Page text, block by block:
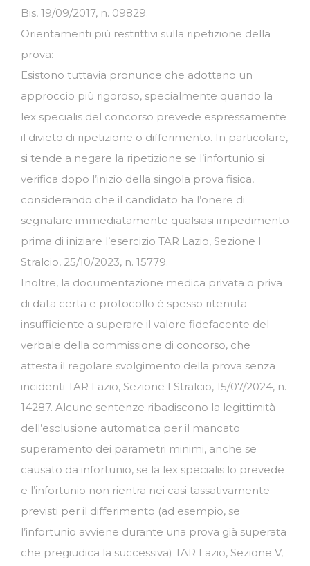
Bis, 19/09/2017, n. 09829.
Orientamenti più restrittivi sulla ripetizione della
prova:
Esistono tuttavia pronunce che adottano un
approccio più rigoroso, specialmente quando la
lex specialis del concorso prevede espressamente
il divieto di ripetizione o differimento. In particolare,
si tende a negare la ripetizione se l’infortunio si
verifica dopo l’inizio della singola prova fisica,
considerando che il candidato ha l’onere di
segnalare immediatamente qualsiasi impedimento
prima di iniziare l’esercizio TAR Lazio, Sezione I
Stralcio, 25/10/2023, n. 15779.
Inoltre, la documentazione medica privata o priva
di data certa e protocollo è spesso ritenuta
insufficiente a superare il valore fidefacente del
verbale della commissione di concorso, che
attesta il regolare svolgimento della prova senza
incidenti TAR Lazio, Sezione I Stralcio, 15/07/2024, n.
14287. Alcune sentenze ribadiscono la legittimità
dell’esclusione automatica per il mancato
superamento dei parametri minimi, anche se
causato da infortunio, se la lex specialis lo prevede
e l’infortunio non rientra nei casi tassativamente
previsti per il differimento (ad esempio, se
l’infortunio avviene durante una prova già superata
che pregiudica la successiva) TAR Lazio, Sezione V,